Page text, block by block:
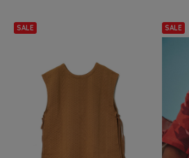
SALE SALE